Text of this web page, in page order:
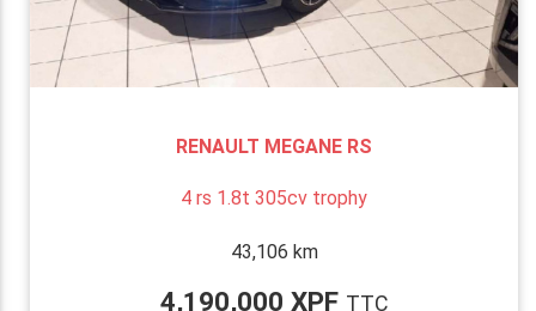
RENAULT MEGANE RS
4 rs 1.8t 305cv trophy
43,106 km
4,190,000 XPF TTC